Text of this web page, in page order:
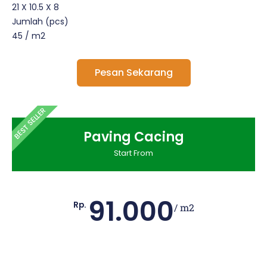
21 X 10.5 X 8
Jumlah (pcs)
45 / m2
Pesan Sekarang
BEST SELLER Paving Cacing
Start From
Rp. 91.000/ m2